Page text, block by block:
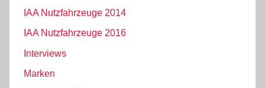
IAA Nutzfahrzeuge 2014
IAA Nutzfahrzeuge 2016
Interviews
Marken